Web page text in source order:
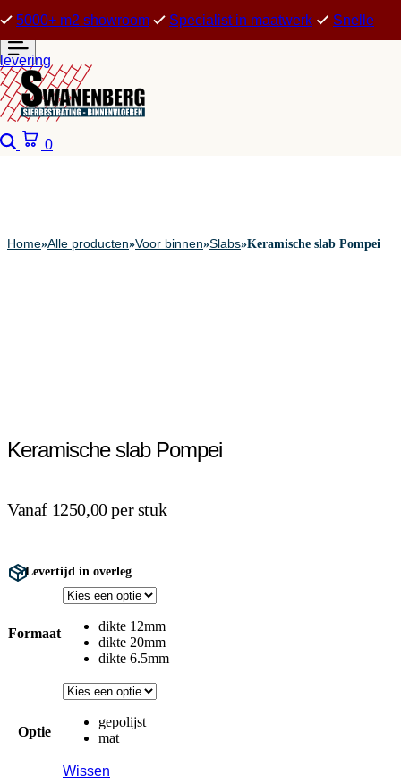
5000+ m2 showroom Specialist in maatwerk Snelle
levering
Zoeken
0
Home»Alle producten»Voor binnen»Slabs»Keramische slab Pompei
Keramische slab Pompei
Vanaf 1250,00 per stuk
Levertijd in overleg
Formaat
dikte 12mm
dikte 20mm
dikte 6.5mm
Optie
gepolijst
mat
Wissen